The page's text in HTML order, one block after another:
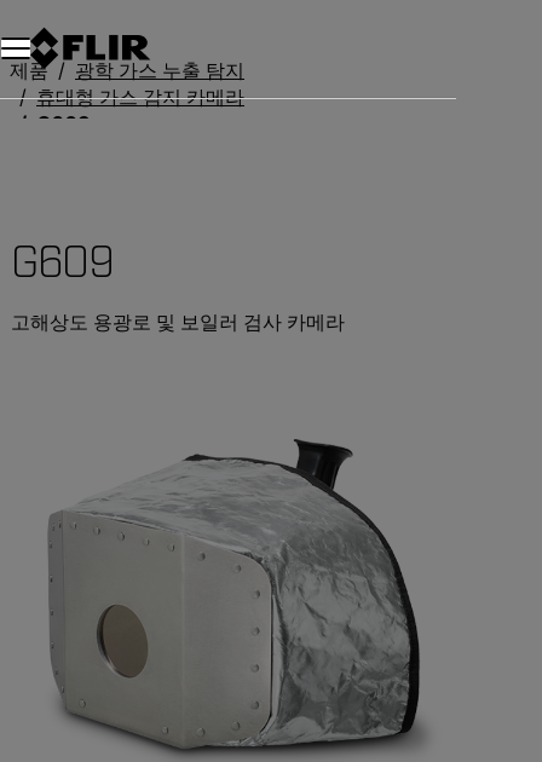
제품
광학 가스 누출 탐지
휴대형 가스 감지 카메라
G609
G609
고해상도 용광로 및 보일러 검사 카메라